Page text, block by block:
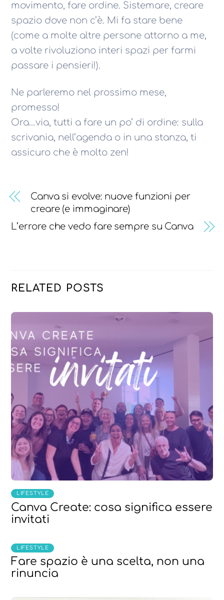
movimento, fare ordine. Sistemare, creare
spazio dove non c’è. Mi fa stare bene
(come a molte altre persone attorno a me,
a volte rivoluziono interi spazi per farmi
passare i pensieri!).
Ne parleremo nel prossimo mese,
promesso!
Ora…via, tutti a fare un po’ di ordine: sulla
scrivania, nell’agenda o in una stanza, ti
assicuro che è molto zen!
Canva si evolve: nuove funzioni per
creare (e immaginare)
L’errore che vedo fare sempre su Canva
RELATED POSTS
LIFESTYLE
Canva Create: cosa significa essere
invitati
LIFESTYLE
Fare spazio è una scelta, non una
rinuncia